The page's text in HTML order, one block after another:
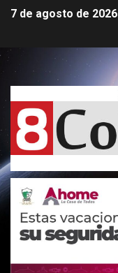
7 de agosto de 2026